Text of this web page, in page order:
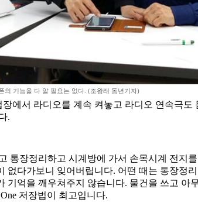
의 기능을 다 알 필요는 없다. (조왕래 동년기자)
에서 라디오를 계속 켜놓고 라디오 연속극
.
통장정리하고 시계방에 가서 손목시계 전
다가보니 잊어버립니다. 어떤 때는 통장정
억을 깨우쳐주지 않습니다. 물건을 쓰고
저장법이 최고입니다.